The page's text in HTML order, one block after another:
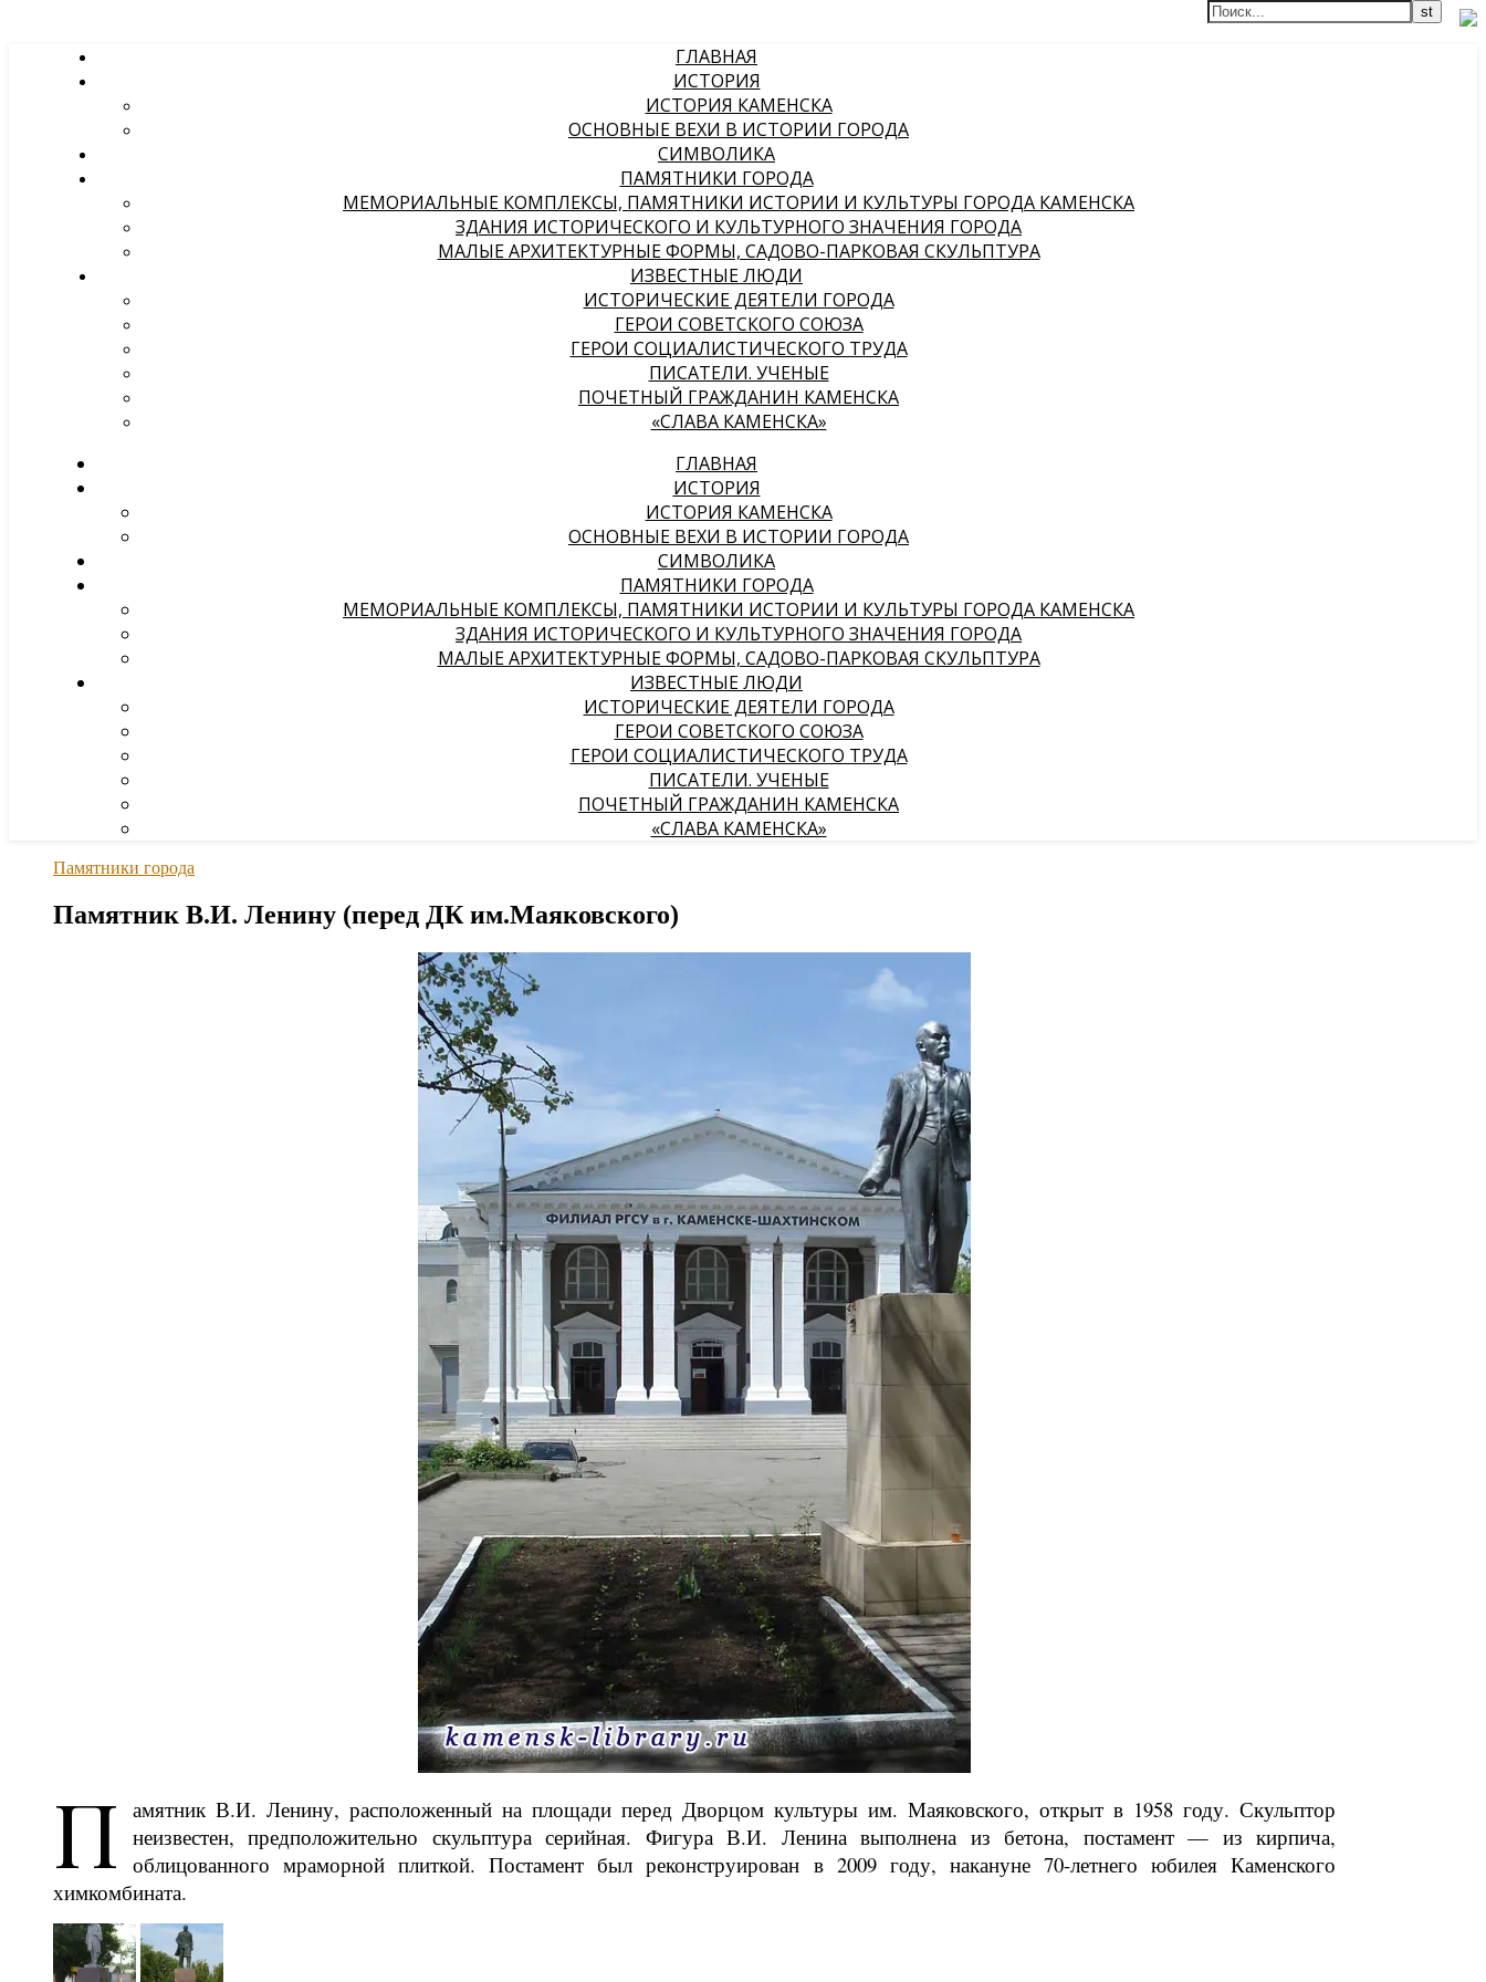
ГЛАВНАЯ
ИСТОРИЯ
ИСТОРИЯ КАМЕНСКА
ОСНОВНЫЕ ВЕХИ В ИСТОРИИ ГОРОДА
СИМВОЛИКА
ПАМЯТНИКИ ГОРОДА
МЕМОРИАЛЬНЫЕ КОМПЛЕКСЫ, ПАМЯТНИКИ ИСТОРИИ И КУЛЬТУРЫ ГОРОДА КАМЕНСКА
ЗДАНИЯ ИСТОРИЧЕСКОГО И КУЛЬТУРНОГО ЗНАЧЕНИЯ ГОРОДА
МАЛЫЕ АРХИТЕКТУРНЫЕ ФОРМЫ, САДОВО-ПАРКОВАЯ СКУЛЬПТУРА
ИЗВЕСТНЫЕ ЛЮДИ
ИСТОРИЧЕСКИЕ ДЕЯТЕЛИ ГОРОДА
ГЕРОИ СОВЕТСКОГО СОЮЗА
ГЕРОИ СОЦИАЛИСТИЧЕСКОГО ТРУДА
ПИСАТЕЛИ. УЧЕНЫЕ
ПОЧЕТНЫЙ ГРАЖДАНИН КАМЕНСКА
«СЛАВА КАМЕНСКА»
ГЛАВНАЯ
ИСТОРИЯ
ИСТОРИЯ КАМЕНСКА
ОСНОВНЫЕ ВЕХИ В ИСТОРИИ ГОРОДА
СИМВОЛИКА
ПАМЯТНИКИ ГОРОДА
МЕМОРИАЛЬНЫЕ КОМПЛЕКСЫ, ПАМЯТНИКИ ИСТОРИИ И КУЛЬТУРЫ ГОРОДА КАМЕНСКА
ЗДАНИЯ ИСТОРИЧЕСКОГО И КУЛЬТУРНОГО ЗНАЧЕНИЯ ГОРОДА
МАЛЫЕ АРХИТЕКТУРНЫЕ ФОРМЫ, САДОВО-ПАРКОВАЯ СКУЛЬПТУРА
ИЗВЕСТНЫЕ ЛЮДИ
ИСТОРИЧЕСКИЕ ДЕЯТЕЛИ ГОРОДА
ГЕРОИ СОВЕТСКОГО СОЮЗА
ГЕРОИ СОЦИАЛИСТИЧЕСКОГО ТРУДА
ПИСАТЕЛИ. УЧЕНЫЕ
ПОЧЕТНЫЙ ГРАЖДАНИН КАМЕНСКА
«СЛАВА КАМЕНСКА»
Памятники города
Памятник В.И. Ленину (перед ДК им.Маяковского)
П амятник В.И. Ленину, расположенный на площади перед Дворцом культуры им. Маяковского, открыт в 1958 году. Скульптор
неизвестен, предположительно скульптура серийная. Фигура В.И. Ленина выполнена из бетона, постамент — из кирпича,
облицованного мраморной плиткой. Постамент был реконструирован в 2009 году, накануне 70-летнего юбилея Каменского
химкомбината.